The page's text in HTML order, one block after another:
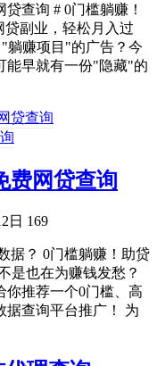
查询 # 0门槛躺赚！
副业，轻松月入过
躺赚项目"的广告？今
能早就有一份"隐藏"的
费网贷查询
日 169
据？ 0门槛躺赚！助贷
是也在为赚钱发愁？
你推荐一个0门槛、高
查询平台推广！ 为